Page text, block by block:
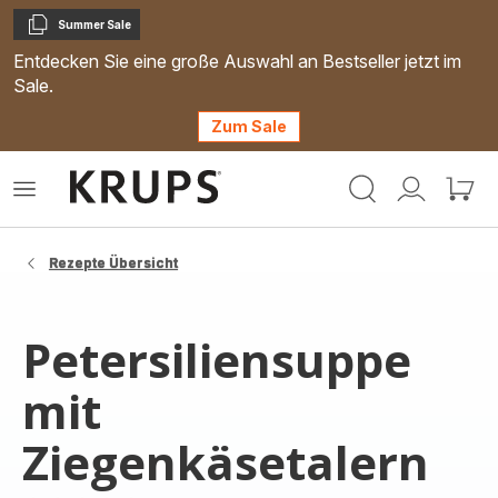
Kopieren
Summer Sale
Entdecken Sie eine große Auswahl an Bestseller jetzt im
Sale.
Zum Sale
Mein
Mein
Das
Rezepte Übersicht
Petersiliensuppe
mit
Ziegenkäsetalern